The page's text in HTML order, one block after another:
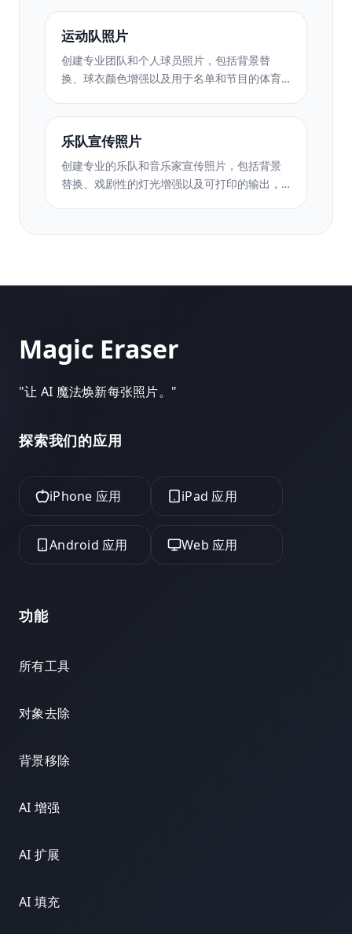
运动队照片
创建专业团队和个人球员照片，包括背景替
换、球衣颜色增强以及用于名单和节目的体育
乐队宣传照片
创建专业的乐队和音乐家宣传照片，包括背景
替换、戏剧性的灯光增强以及可打印的输出，
Magic Eraser
"让 AI 魔法焕新每张照片。 "
探索我们的应用
iPhone 应用 iPad 应用
Android 应用 Web 应用
功能
所有工具
对象去除
背景移除
AI 增强
AI 扩展
AI 填充